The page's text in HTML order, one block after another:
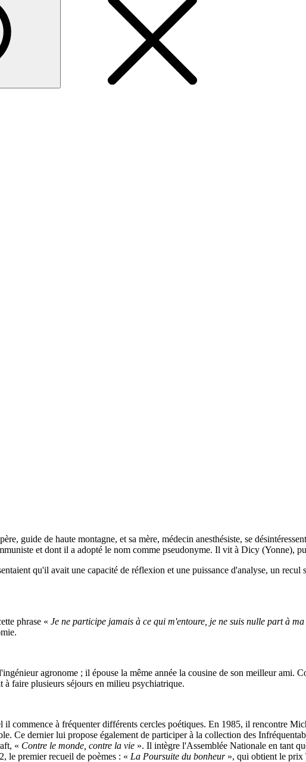
guide de haute montagne, et sa mère, médecin anesthésiste, se
et dont il a adopté le nom comme pseudonyme. Il vit à Dicy (Yonne),
qu'il avait une capacité de réflexion et une puissance d'analyse, un
phrase « Je ne participe jamais à ce qui m'entoure, je ne suis nulle part à ma
agronome ; il épouse la même année la cousine de son meilleur ami.
faire plusieurs séjours en milieu psychiatrique.
il commence à fréquenter différents cercles poétiques. En 1985, il rencontre
Ce dernier lui propose également de participer à la collection des
« Contre le monde, contre la vie ». Il intègre l'Assemblée Nationale en tant
le premier recueil de poèmes : « La Poursuite du bonheur», qui obtient le prix